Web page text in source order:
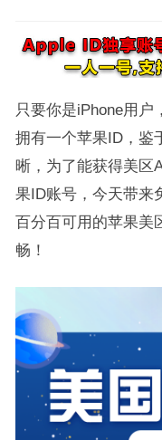
只要你是iPhone用户
拥有一个苹果ID，鉴
晰，为了能获得美区
果ID账号，今天带来
百分百可用的苹果美
畅！